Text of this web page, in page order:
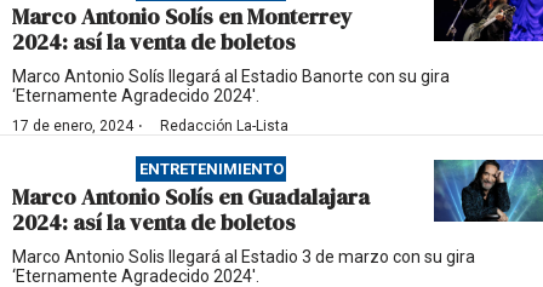
Marco Antonio Solís en Monterrey
2024: así la venta de boletos
Marco Antonio Solís llegará al Estadio Banorte con su gira
‘Eternamente Agradecido 2024'.
17 de enero, 2024· Redacción La-Lista
ENTRETENIMIENTO
Marco Antonio Solís en Guadalajara
2024: así la venta de boletos
Marco Antonio Solis llegará al Estadio 3 de marzo con su gira
‘Eternamente Agradecido 2024'.